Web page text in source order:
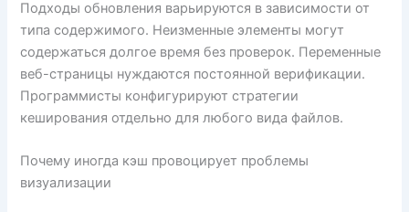
Подходы обновления варьируются в зависимости от
типа содержимого. Неизменные элементы могут
содержаться долгое время без проверок. Переменные
веб-страницы нуждаются постоянной верификации.
Программисты конфигурируют стратегии
кеширования отдельно для любого вида файлов.
Почему иногда кэш провоцирует проблемы
визуализации